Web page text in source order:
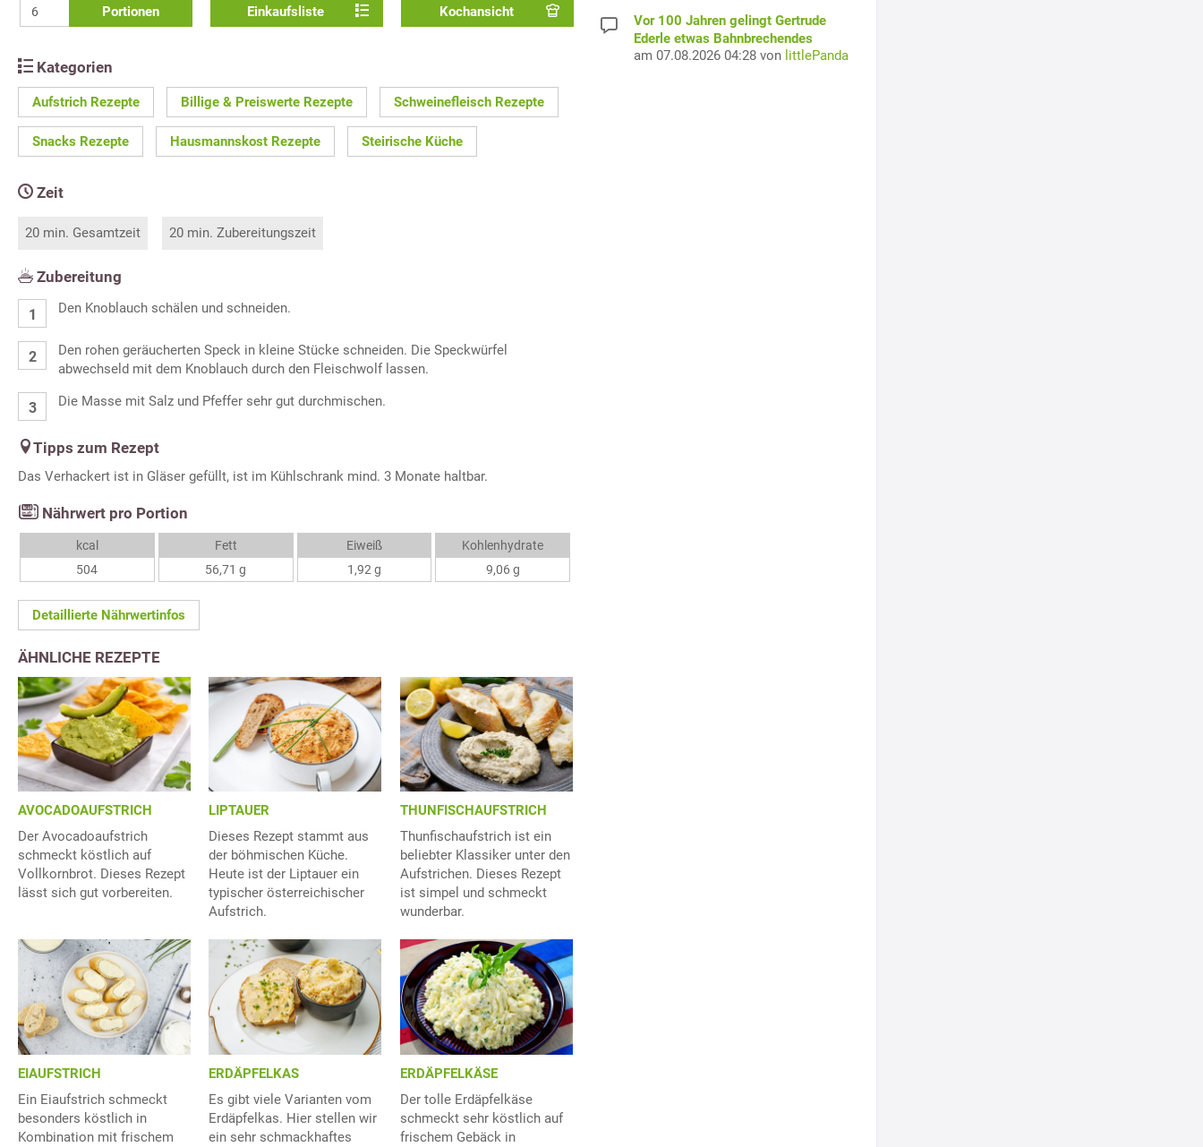
Portionen Einkaufsliste Kochansicht
Kategorien
Aufstrich Rezepte Billige & Preiswerte Rezepte Schweinefleisch Rezepte
Snacks Rezepte Hausmannskost Rezepte Steirische Küche
Zeit
20 min. Gesamtzeit 20 min. Zubereitungszeit
Zubereitung
Den Knoblauch schälen und schneiden.
Den rohen geräucherten Speck in kleine Stücke schneiden. Die Speckwürfel
abwechseld mit dem Knoblauch durch den Fleischwolf lassen.
Die Masse mit Salz und Pfeffer sehr gut durchmischen.
Tipps zum Rezept
Das Verhackert ist in Gläser gefüllt, ist im Kühlschrank mind. 3 Monate haltbar.
Nährwert pro Portion
kcal
504
Fett
56,71 g
Eiweiß
1,92 g
Kohlenhydrate
9,06 g
Detaillierte Nährwertinfos
ÄHNLICHE REZEPTE
AVOCADOAUFSTRICH
Der Avocadoaufstrich
schmeckt köstlich auf
Vollkornbrot. Dieses Rezept
lässt sich gut vorbereiten.
LIPTAUER
Dieses Rezept stammt aus
der böhmischen Küche.
Heute ist der Liptauer ein
typischer österreichischer
Aufstrich.
THUNFISCHAUFSTRICH
Thunfischaufstrich ist ein
beliebter Klassiker unter den
Aufstrichen. Dieses Rezept
ist simpel und schmeckt
wunderbar.
EIAUFSTRICH
Ein Eiaufstrich schmeckt
besonders köstlich in
Kombination mit frischem
ERDÄPFELKAS
Es gibt viele Varianten vom
Erdäpfelkas. Hier stellen wir
ein sehr schmackhaftes
ERDÄPFELKÄSE
Der tolle Erdäpfelkäse
schmeckt sehr köstlich auf
frischem Gebäck in
Vor 100 Jahren gelingt Gertrude
Ederle etwas Bahnbrechendes
am 07.08.2026 04:28 von littlePanda